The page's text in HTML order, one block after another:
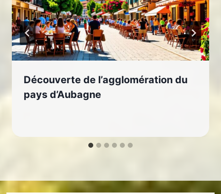
Découverte de l’agglomération du
pays d’Aubagne